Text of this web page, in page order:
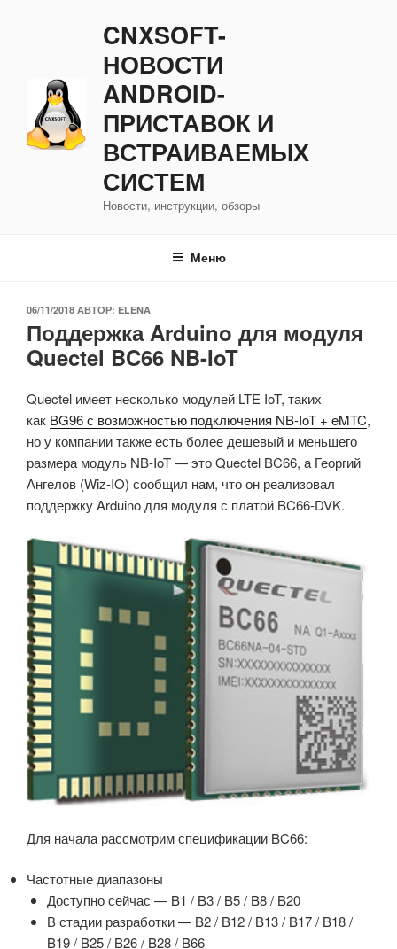
CNXSOFT-
НОВОСТИ
ANDROID-
ПРИСТАВОК И
ВСТРАИВАЕМЫХ
СИСТЕМ
Новости, инструкции, обзоры
Меню
ОПУБЛИКОВАНО
06/11/2018 АВТОР: ELENA
Поддержка Arduino для модуля
Quectel BC66 NB-IoT
Quectel имеет несколько модулей LTE IoT, таких
как BG96 с возможностью подключения NB-IoT + eMTC,
но у компании также есть более дешевый и меньшего
размера модуль NB-IoT — это Quectel BC66, аГеоргий
Ангелов (Wiz-IO) сообщил нам, что он реализовал
поддержку Arduino для модуля с платой BC66-DVK.
Для начала рассмотрим спецификации BC66:
Частотные диапазоны
Доступно сейчас — B1 / B3 / B5 / B8 / B20
В стадии разработки — B2 / B12 / B13 / B17 / B18 /
B19 / B25 / B26 / B28 / B66